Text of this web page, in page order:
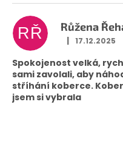
RŘ Růžena
Hodnocení
| 17.12.2025
Spokojenost velká,
sami zavolali, aby
stříhání koberce.
jsem si vybrala